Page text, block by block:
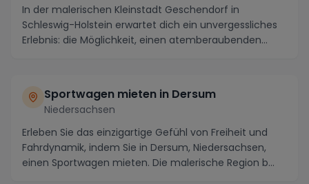
In der malerischen Kleinstadt Geschendorf in
Schleswig-Holstein erwartet dich ein unvergessliches
Erlebnis: die Möglichkeit, einen atemberaubenden
Sportwagen mieten in Dersum
Niedersachsen
Erleben Sie das einzigartige Gefühl von Freiheit und
Fahrdynamik, indem Sie in Dersum, Niedersachsen,
einen Sportwagen mieten. Die malerische Region b...